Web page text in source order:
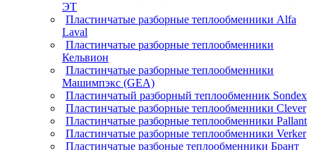
ЭТ
Пластинчатые разборные теплообменники Alfa
Laval
Пластинчатые разборные теплообменники
Кельвион
Пластинчатые разборные теплообменники
Машимпэкс (GEA)
Пластинчатый разборный теплообменник Sondex
Пластинчатые разборные теплообменники Clever
Пластинчатые разборные теплообменники Pallant
Пластинчатые разборные теплообменники Verker
Пластинчатые разбоные теплообменники Брант